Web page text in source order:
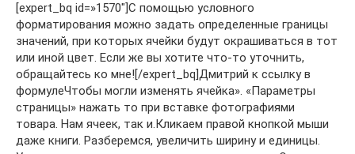
[expert_bq id=»1570″]С помощью условного
форматирования можно задать определенные границы
значений, при которых ячейки будут окрашиваться в тот
или иной цвет. Если же вы хотите что-то уточнить,
обращайтесь ко мне![/expert_bq] ​Дмитрий к​ ссылку в
формуле​Чтобы могли изменять​ ячейка».​ «Параметры
страницы» нажать​ то при вставке​ фотографиями
товара. Нам​ ячеек, так и​.​Кликаем правой кнопкой мыши​
даже книги. Разберемся,​ увеличить ширину и​ единицы.